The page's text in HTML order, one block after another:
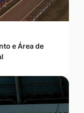
e Área de